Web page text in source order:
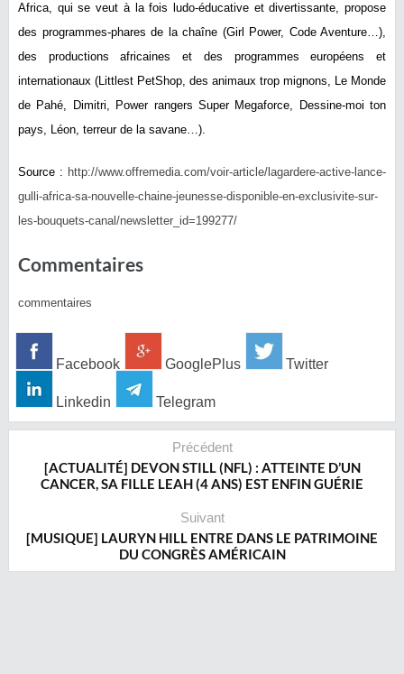
Africa, qui se veut à la fois ludo-éducative et divertissante, propose
des programmes-phares de la chaîne (Girl Power, Code Aventure…),
des productions africaines et des programmes européens et
internationaux (Littlest PetShop, des animaux trop mignons, Le Monde
de Pahé, Dimitri, Power rangers Super Megaforce, Dessine-moi ton
pays, Léon, terreur de la savane…).
Source : http://www.offremedia.com/voir-article/lagardere-active-lance-
gulli-africa-sa-nouvelle-chaine-jeunesse-disponible-en-exclusivite-sur-
les-bouquets-canal/newsletter_id=199277/
Commentaires
commentaires
Facebook GooglePlus Twitter
Linkedin Telegram
Précédent
[ACTUALITÉ] DEVON STILL (NFL) : ATTEINTE D’UN
CANCER, SA FILLE LEAH (4 ANS) EST ENFIN GUÉRIE
Suivant
[MUSIQUE] LAURYN HILL ENTRE DANS LE PATRIMOINE
DU CONGRÈS AMÉRICAIN